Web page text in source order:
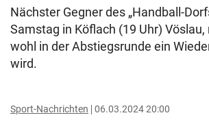
Nächster Gegner des „Handball-
Samstag in Köflach (19 Uhr)
wohl in der Abstiegsrunde ein
wird.
Sport-Nachrichten 06.03.2024 20:00